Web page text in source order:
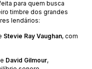
para quem busca
timbre dos grandes
lendários:
Stevie Ray Vaughan, com
David Gilmour,